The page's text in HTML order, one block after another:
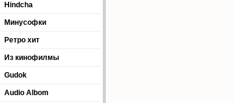
Hindcha
Минусофки
Ретро хит
Из кинофилмы
Gudok
Audio Albom